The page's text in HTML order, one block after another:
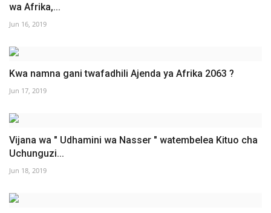
wa Afrika,...
Jun 16, 2019
Kwa namna gani twafadhili Ajenda ya Afrika 2063 ?
Jun 17, 2019
Vijana wa " Udhamini wa Nasser " watembelea Kituo cha
Uchunguzi...
Jun 18, 2019